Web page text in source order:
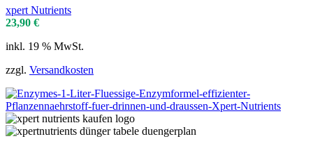
xpert Nutrients
23,90 €
inkl. 19 % MwSt.
zzgl. Versandkosten